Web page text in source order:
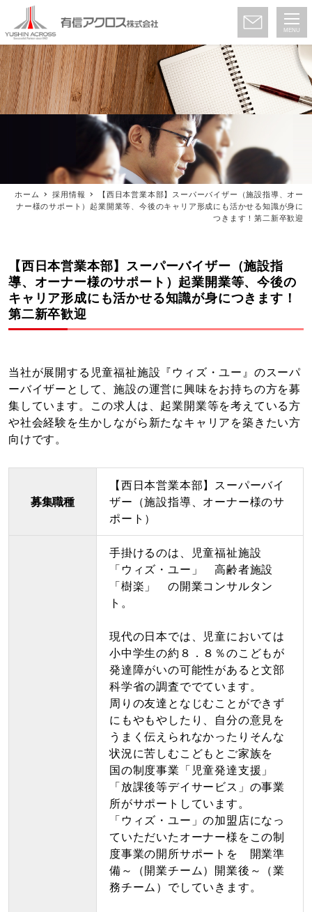
MENU
ホーム 採用情報
【西日本営業本部】スーパーバイザー（施設指導、オー
ナー様のサポート）起業開業等、今後のキャリア形成にも活かせる知識が身に
つきます！第二新卒歓迎
【西日本営業本部】スーパーバイザー（施設指
導、オーナー様のサポート）起業開業等、今後の
キャリア形成にも活かせる知識が身につきます！
第二新卒歓迎
当社が展開する児童福祉施設『ウィズ・ユー』のスーパ
ーバイザーとして、施設の運営に興味をお持ちの方を募
集しています。この求人は、起業開業等を考えている方
や社会経験を生かしながら新たなキャリアを築きたい方
向けです。
募集職種
【西日本営業本部】スーパーバイ
ザー（施設指導、オーナー様のサ
ポート）
手掛けるのは、児童福祉施設
「ウィズ・ユー」 高齢者施設
「樹楽」 の開業コンサルタン
ト。
現代の日本では、児童においては
小中学生の約８．８％のこどもが
発達障がいの可能性があると文部
科学省の調査ででています。
周りの友達となじむことができず
にもやもやしたり、自分の意見を
うまく伝えられなかったりそんな
状況に苦しむこどもとご家族を
国の制度事業「児童発達支援」
「放課後等デイサービス」の事業
所がサポートしています。
「ウィズ・ユー」の加盟店になっ
ていただいたオーナー様をこの制
度事業の開所サポートを 開業準
備～（開業チーム）開業後～（業
務チーム）でしていきます。